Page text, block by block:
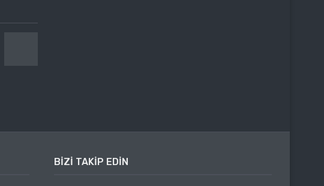
BIZI TAKIP EDIN